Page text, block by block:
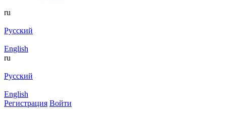
ru
Русский
English
ru
Русский
English
Регистрация Войти